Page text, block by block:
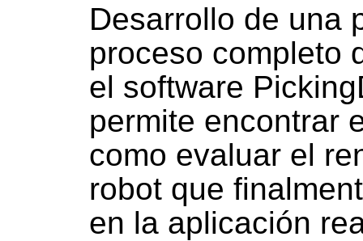
Desarrollo de una
proceso completo
el software
permite encontrar
como evaluar el
robot que
en la aplicación